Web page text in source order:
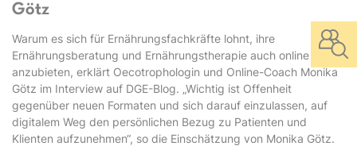
Götz
Warum es sich für Ernährungsfachkräfte lohnt, ihre
Ernährungsberatung und Ernährungstherapie auch online
anzubieten, erklärt Oecotrophologin und Online-Coach Monika
Götz im Interview auf DGE-Blog. „Wichtig ist Offenheit
gegenüber neuen Formaten und sich darauf einzulassen, auf
digitalem Weg den persönlichen Bezug zu Patienten und
Klienten aufzunehmen“, so die Einschätzung von Monika Götz.